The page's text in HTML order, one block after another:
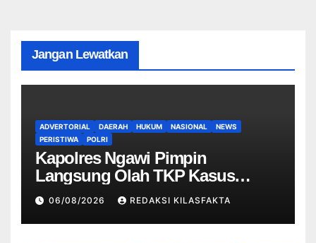
Jangan Lewatkan
ADVERTORIAL DAERAH HUKUM NASIONAL
NEWS
PERISTIWA
POLRI
Kapolres Ngawi Pimpin
Langsung Olah TKP Kasus
Penganiayaan Berujung
Meninggal Dunia di Kedunggalar
06/08/2026 REDAKSI KILASFAKTA